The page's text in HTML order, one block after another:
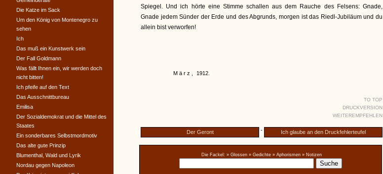
Spiegel. Und ich hörte eine Stimme schallen aus dem Rauche des Felsens: Gnade,
Gnade jedem Sünder der Erde und des Abgrunds, morgen ist das Riedl-Jubiläum und du
allein bist verworfen!
März, 1912.
TO TOP
DRUCKVERSION
WEITEREMPFEHLEN
Der Geront - Ich glaube an den Druckfehlerteufel
Die Fackel: » Glossen » Gedichte » Aphorismen » Notizen
Die Katze im Sack
Um den König von Montenegro zu
sehen
Ich
Das muß ein Kunstwerk sein
Der Fall Goldmann
Was fällt Ihnen ein, wir werden doch
nicht bitten!
Ich pfeife auf den Text
Das Ausschnittbureau
Emilisa
Der Sozialdemokrat und die Mittel des
Staates
Ein sonderbares Selbstmordmotiv
Das alte gute Prinzip
Blumenthal, Wald und Lyrik
Nordau gegen Napoleon